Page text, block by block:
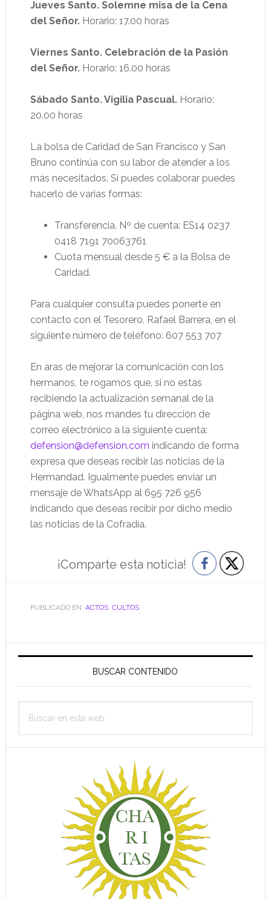
Jueves Santo. Solemne misa de la Cena
del Señor. Horario: 17.00 horas
Viernes Santo. Celebración de la Pasión
del Señor. Horario: 16.00 horas
Sábado Santo. Vigilia Pascual. Horario:
20.00 horas
La bolsa de Caridad de San Francisco y San
Bruno continúa con su labor de atender a los
más necesitados. Si puedes colaborar puedes
hacerlo de varias formas:
Transferencia. Nº de cuenta: ES14 0237
0418 7191 70063761
Cuota mensual desde 5 € a la Bolsa de
Caridad.
Para cualquier consulta puedes ponerte en
contacto con el Tesorero, Rafael Barrera, en el
siguiente número de teléfono: 607 553 707
En aras de mejorar la comunicación con los
hermanos, te rogamos que, si no estás
recibiendo la actualización semanal de la
página web, nos mandes tu dirección de
correo electrónico a la siguiente cuenta:
defension@defension.com indicando de forma
expresa que deseas recibir las noticias de la
Hermandad. Igualmente puedes enviar un
mensaje de WhatsApp al 695 726 956
indicando que deseas recibir por dicho medio
las noticias de la Cofradía.
¡Comparte esta noticia!
PUBLICADO EN: ACTOS, CULTOS
Barra
principal
BUSCAR CONTENIDO